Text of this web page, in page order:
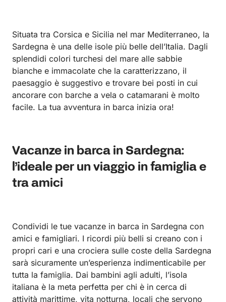
Situata tra Corsica e Sicilia nel mar Mediterraneo, la
Sardegna è una delle isole più belle dell’Italia. Dagli
splendidi colori turchesi del mare alle sabbie
bianche e immacolate che la caratterizzano, il
paesaggio è suggestivo e trovare bei posti in cui
ancorare con barche a vela o catamarani è molto
facile. La tua avventura in barca inizia ora!
Vacanze in barca in Sardegna:
l’ideale per un viaggio in famiglia e
tra amici
Condividi le tue vacanze in barca in Sardegna con
amici e famigliari. I ricordi più belli si creano con i
propri cari e una crociera sulle coste della Sardegna
sarà sicuramente un’esperienza indimenticabile per
tutta la famiglia. Dai bambini agli adulti, l’isola
italiana è la meta perfetta per chi è in cerca di
attività marittime, vita notturna, locali che servono